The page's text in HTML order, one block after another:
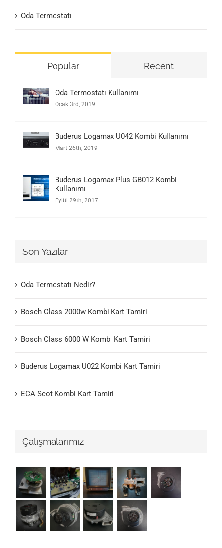
Oda Termostatı
Popular Recent
Oda Termostatı Kullanımı
Ocak 3rd, 2019
Buderus Logamax U042 Kombi Kullanımı
Mart 26th, 2019
Buderus Logamax Plus GB012 Kombi
Kullanımı
Eylül 29th, 2017
Son Yazılar
Oda Termostatı Nedir?
Bosch Class 2000w Kombi Kart Tamiri
Bosch Class 6000 W Kombi Kart Tamiri
Buderus Logamax U022 Kombi Kart Tamiri
ECA Scot Kombi Kart Tamiri
Çalışmalarımız